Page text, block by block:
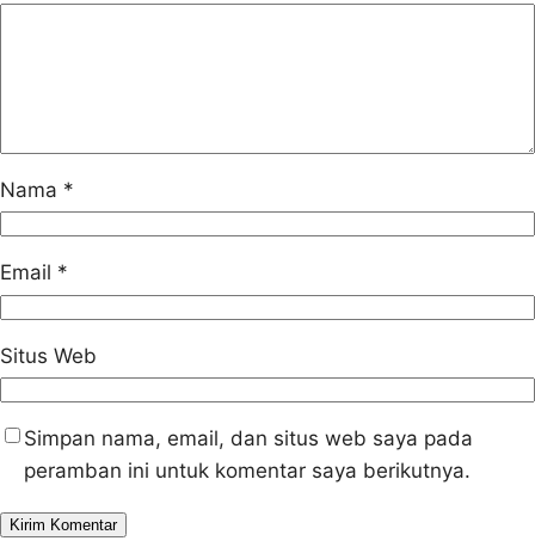
Nama *
Email *
Situs Web
Simpan nama, email, dan situs web saya pada
peramban ini untuk komentar saya berikutnya.